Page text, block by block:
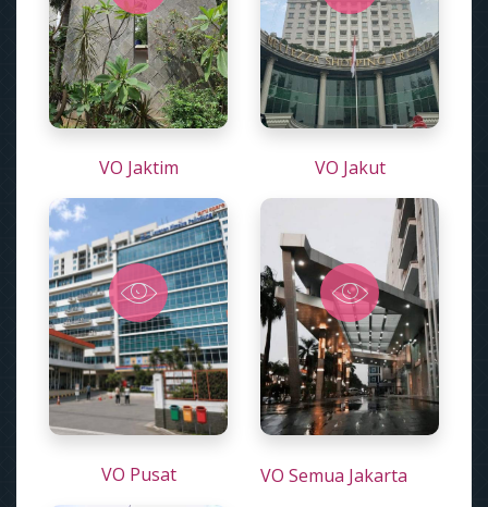
VO Jaktim VO Jakut
VO Pusat VO Semua Jakarta